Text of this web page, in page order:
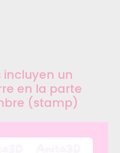
incluyen un
en la parte
(stamp)